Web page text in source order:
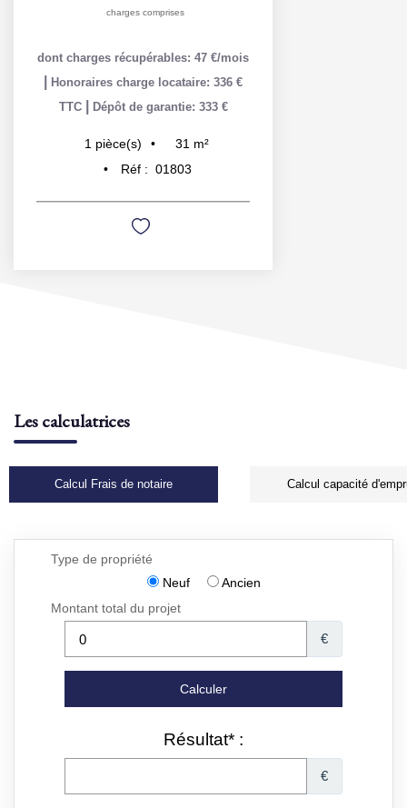
charges comprises
dont charges récupérables: 47 €/mois
Honoraires charge locataire: 336 €
TTC
Dépôt de garantie: 333 €
1 pièce(s) 31 m²
Réf : 01803
Les calculatrices
Calcul Frais de notaire Calcul capacité